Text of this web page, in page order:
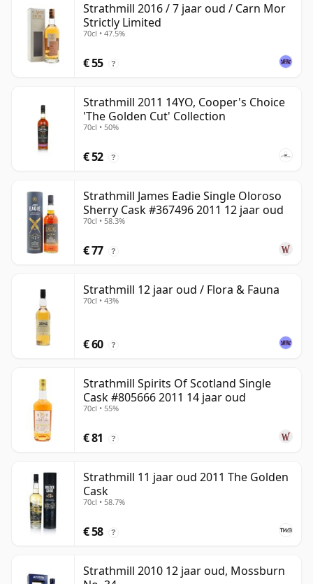
Strathmill 2016 / 7 jaar oud / Carn Mor
Strictly Limited
70cl • 47.5%
€ 55 ?
Strathmill 2011 14YO, Cooper's Choice
'The Golden Cut' Collection
70cl • 50%
€ 52 ?
Strathmill James Eadie Single Oloroso
Sherry Cask #367496 2011 12 jaar oud
70cl • 58.3%
€ 77 ?
Strathmill 12 jaar oud / Flora & Fauna
70cl • 43%
€ 60 ?
Strathmill Spirits Of Scotland Single
Cask #805666 2011 14 jaar oud
70cl • 55%
€ 81 ?
Strathmill 11 jaar oud 2011 The Golden
Cask
70cl • 58.7%
€ 58 ?
Strathmill 2010 12 jaar oud, Mossburn